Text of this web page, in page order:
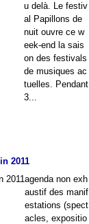
u delà. Le festiv
al Papillons de
nuit ouvre ce w
eek-end la sais
on des festivals
de musiques ac
tuelles. Pendant
3...
2011
agenda non exh
austif des manif
estations (spect
acles, expositio